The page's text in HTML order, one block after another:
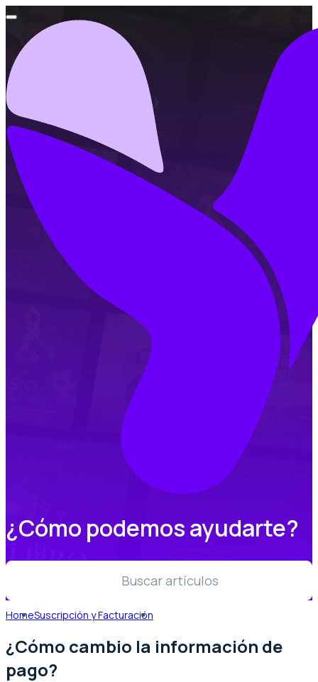
¿Cómo podemos ayudarte?
Buscar artículos
HomeSuscripción y Facturación
¿Cómo cambio la información de
pago?